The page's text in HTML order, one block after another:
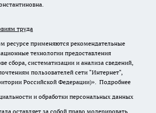
труда
ресурсе применяются рекомендательные
технологии предоставления
сбора, систематизации и анализа сведений,
пользователей сети "Интернет",
Российской Федерации)». Подробнее
и обработки персональных данных
оставляет за собой право модерировать